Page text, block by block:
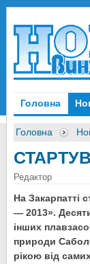
Головна
Головна
Редактор
На Закарпатті
— 2013».
інших
природи
рікою від